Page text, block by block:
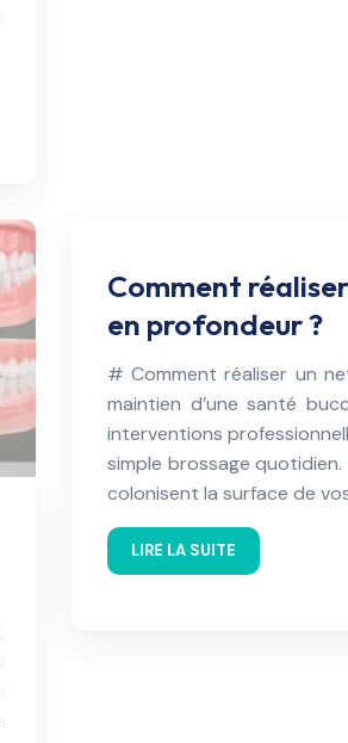
Comment
en profondeur ?
# Comment réaliser un
maintien d’une santé
interventions
simple brossage
colonisent la surface de
LIRE LA SUITE